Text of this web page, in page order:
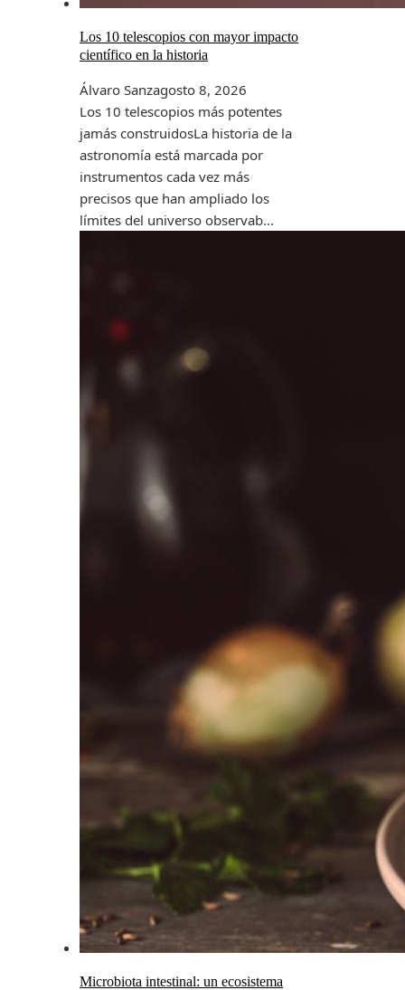
Los 10 telescopios con mayor impacto
científico en la historia
Álvaro Sanzagosto 8, 2026
Los 10 telescopios más potentes
jamás construidosLa historia de la
astronomía está marcada por
instrumentos cada vez más
precisos que han ampliado los
límites del universo observab...
Microbiota intestinal: un ecosistema